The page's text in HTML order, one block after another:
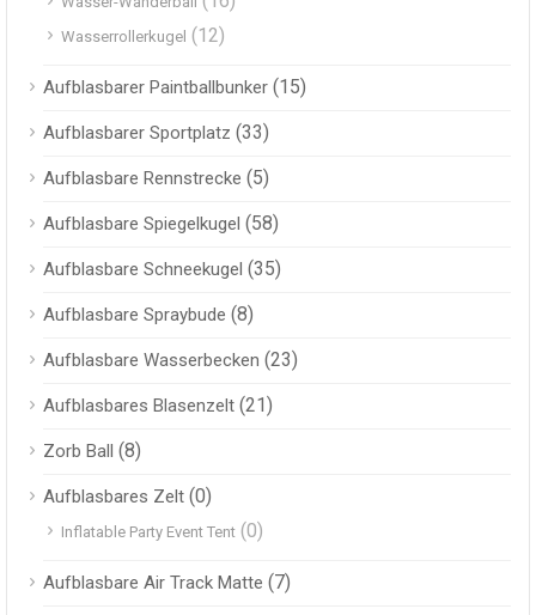
Wasserrollerkugel (12)
Aufblasbarer Paintballbunker (15)
Aufblasbarer Sportplatz (33)
Aufblasbare Rennstrecke (5)
Aufblasbare Spiegelkugel (58)
Aufblasbare Schneekugel (35)
Aufblasbare Spraybude (8)
Aufblasbare Wasserbecken (23)
Aufblasbares Blasenzelt (21)
Zorb Ball (8)
Aufblasbares Zelt (0)
Inflatable Party Event Tent (0)
Aufblasbare Air Track Matte (7)